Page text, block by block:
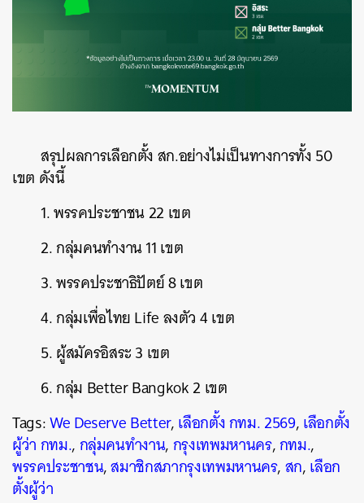
สรุปผลการเลือกตั้ง สก.อย่างไม่เป็นทางการทั้ง 50
เขต ดังนี้
1. พรรคประชาชน 22 เขต
2. กลุ่มคนทำงาน 11 เขต
3. พรรคประชาธิปัตย์ 8 เขต
4. กลุ่มเพื่อไทย Life ลงตัว 4 เขต
5. ผู้สมัครอิสระ 3 เขต
6. กลุ่ม Better Bangkok 2 เขต
Tags:We Deserve Better,เลือกตั้ง กทม. 2569,เลือกตั้ง
ผู้ว่า กทม.,กลุ่มคนทำงาน,กรุงเทพมหานคร,กทม.,
พรรคประชาชน,สมาชิกสภากรุงเทพมหานคร,สก,เลือก
ตั้งผู้ว่า
SHARE